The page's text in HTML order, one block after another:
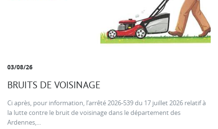
03/08/26
BRUITS DE VOISINAGE
Ci après, pour information, l’arrêté 2026-539 du 17 juillet 2026 relatif à
la lutte contre le bruit de voisinage dans le département des
Ardennes,...